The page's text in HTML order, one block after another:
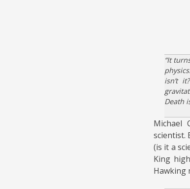
“It
isn’t
Death
Michael
scientist.
(is it a
King
Hawking